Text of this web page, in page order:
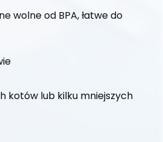
wolne od BPA, łatwe do
kotów lub kilku mniejszych